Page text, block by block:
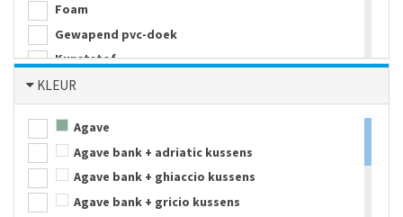
Foam
Gewapend pvc-doek
Kunststof
Melamine
Metaal
Neopreen
Nylon
Parachute zijde
PE kunststof
KLEUR
Agave
Agave bank + adriatic kussens
Agave bank + ghiaccio kussens
Agave bank + gricio kussens